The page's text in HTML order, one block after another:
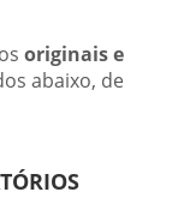
originais e
abaixo, de